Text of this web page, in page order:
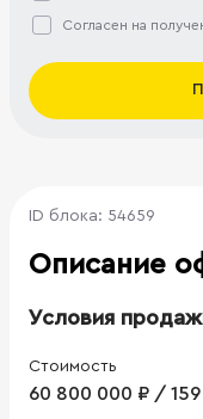
Согласен на
ID блока: 54659
Описание
Условия
Стоимость
60 800 000 ₽ / 159